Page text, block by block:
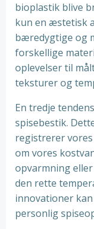
bioplastik blive
kun en æstetisk
bæredygtige og
forskellige
oplevelser til
teksturer og
En tredje
spisebestik.
registrerer
om vores
opvarmning
den rette
innovationer
personlig